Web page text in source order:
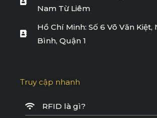
Nam Từ Liêm
Hồ Chí Minh: Số 6 Võ Văn
Bình, Quận 1
Truy cập nhanh
RFID là gì?